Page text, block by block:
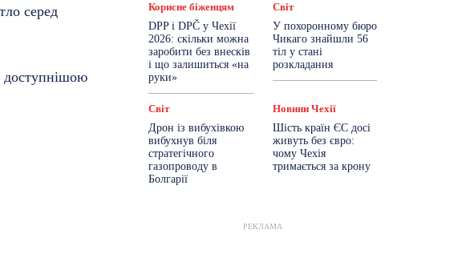
серед
доступнішою
Корисне біженцям
DPP і DPČ у Чехії
2026: скільки можна
заробити без внесків
і що залишиться «на
руки»
Світ
У похоронному бюро
Чикаго знайшли 56
тіл у стані
розкладання
Світ
Дрон із вибухівкою
вибухнув біля
стратегічного
газопроводу в
Болгарії
Новини Чехії
Шість країн ЄС досі
живуть без євро:
чому Чехія
тримається за крону
РЕКЛАМА